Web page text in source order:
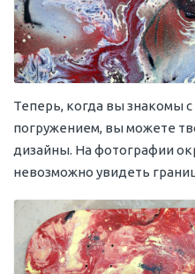
Теперь, когда вы знакомы
погружением, вы можете
дизайны. На фотографии
невозможно увидеть